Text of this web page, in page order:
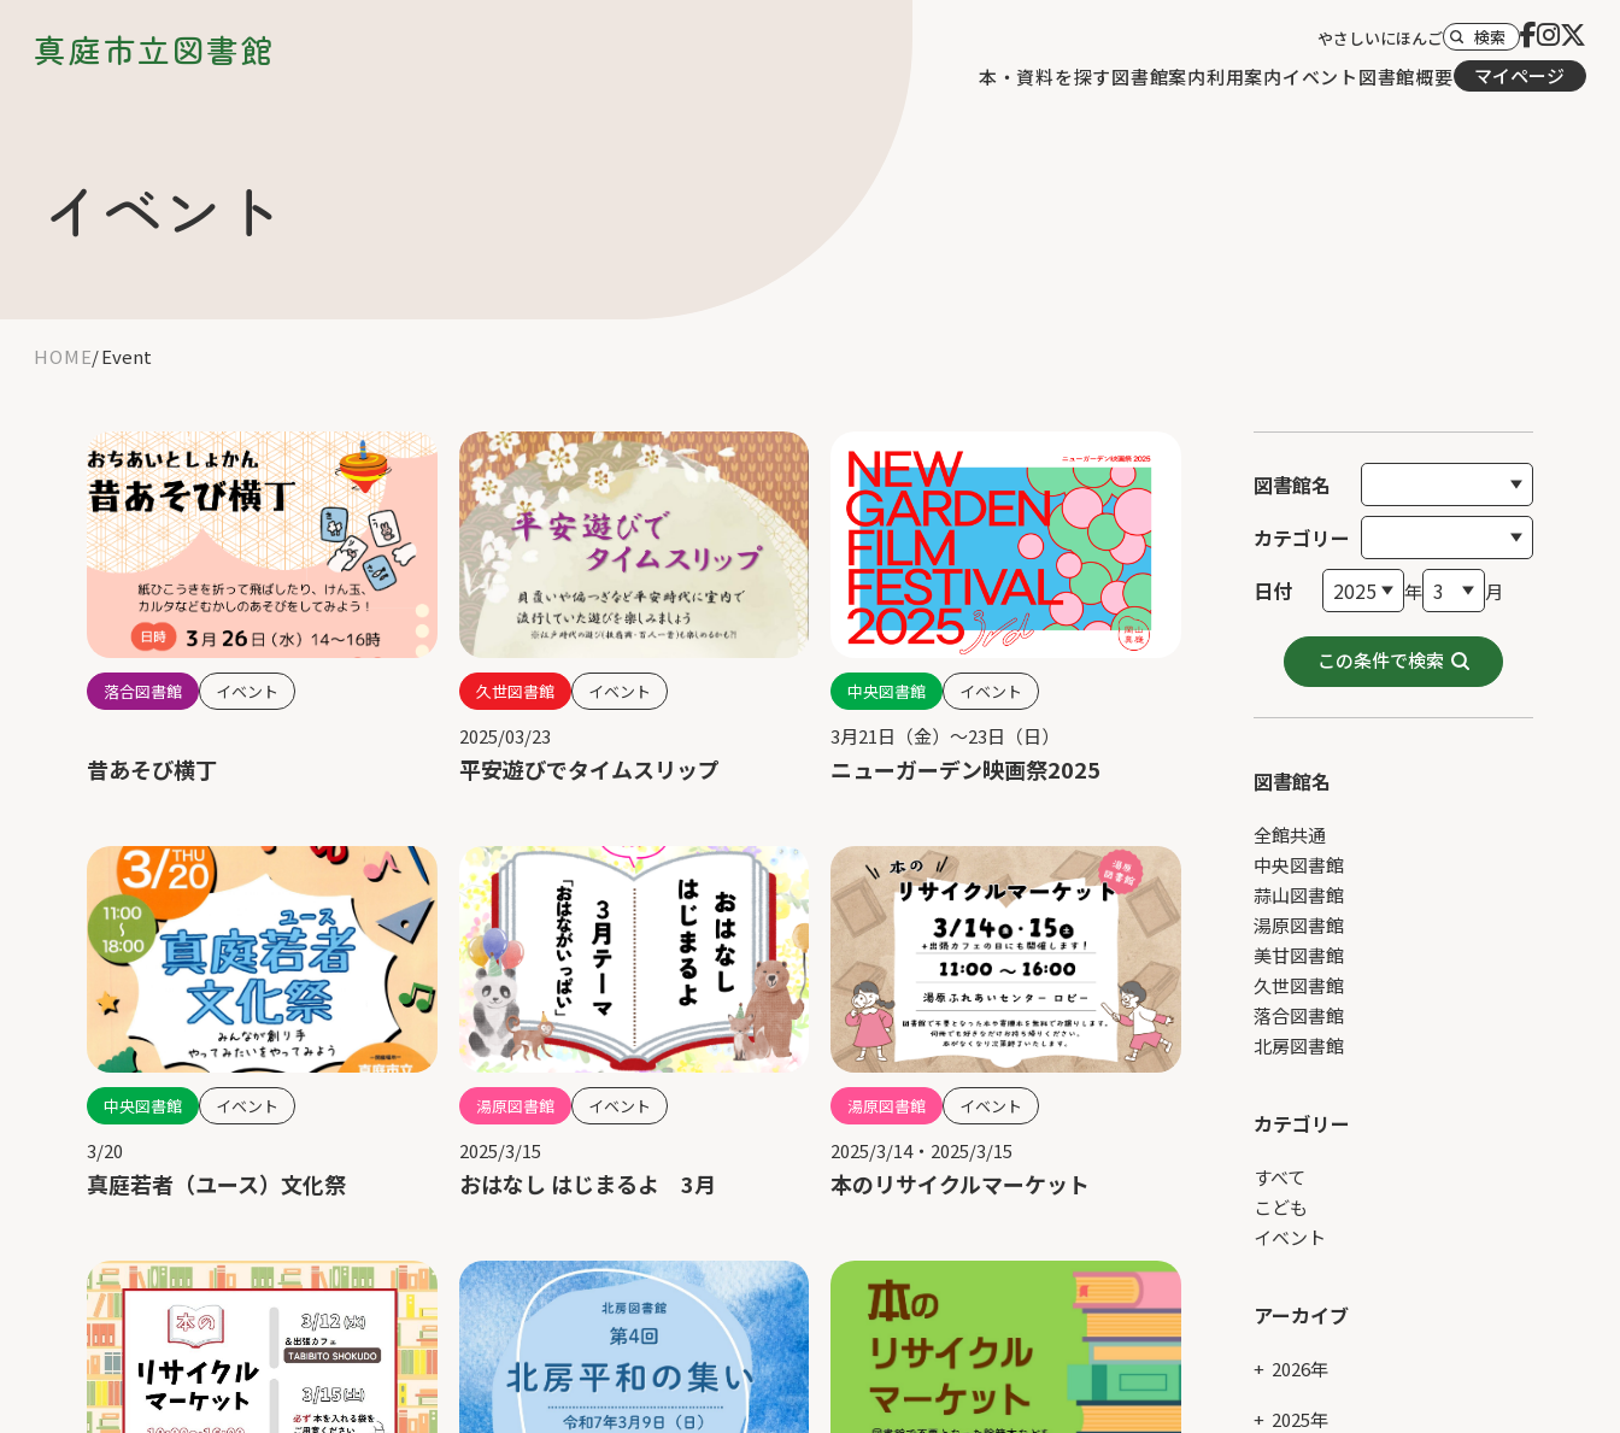
真庭市立図書館
本・資料を探す図書館案内利用案内イベント図書館概要 マイページ
やさしいにほんご 検索
イベント
HOME Event
図書館名
カテゴリー
日付
年 月
この条件で検索
図書館名
全館共通
中央図書館
蒜山図書館
湯原図書館
美甘図書館
久世図書館
落合図書館
北房図書館
カテゴリー
すべて
こども
イベント
アーカイブ
2026年
2025年
落合図書館 イベント
昔あそび横丁
久世図書館 イベント
2025/03/23
平安遊びでタイムスリップ
中央図書館 イベント
3月21日（金）〜23日（日）
ニューガーデン映画祭2025
中央図書館 イベント
3/20
真庭若者（ユース）文化祭
湯原図書館 イベント
2025/3/15
おはなし はじまるよ 3月
湯原図書館 イベント
2025/3/14・2025/3/15
本のリサイクルマーケット